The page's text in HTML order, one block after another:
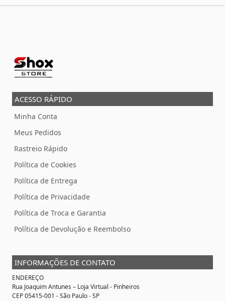
ACESSO RÁPIDO
Minha Conta
Meus Pedidos
Rastreio Rápido
Política de Cookies
Política de Entrega
Política de Privacidade
Política de Troca e Garantia
Política de Devolução e Reembolso
INFORMAÇÕES DE CONTATO
ENDEREÇO
Rua Joaquim Antunes – Loja Virtual - Pinheiros
CEP 05415-001 - São Paulo - SP